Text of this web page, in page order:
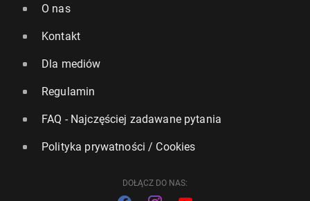
MŚ 2026: Sło­we­niec Vincić sędzią głównym finału
17 lipca, 15:30
O nas
Kontakt
Dla mediów
Regulamin
FAQ - Najczęściej zadawane pytania
Polityka prywatności / Cookies
DOŁĄCZ DO NAS: